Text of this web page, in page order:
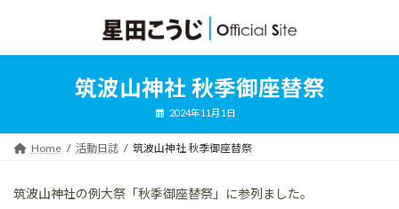
ン
ッ
ー
移
筑波山神社 秋季御座替祭
2024年11月1日
Home 活動日誌 筑波山神社 秋季御座替祭
筑波山神社の例大祭「秋季御座替祭」に参列ました。